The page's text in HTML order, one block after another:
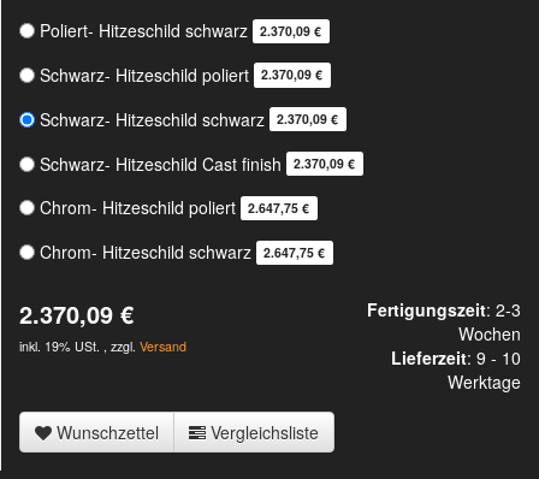
Poliert- Hitzeschild schwarz 2.370,09 €
Schwarz- Hitzeschild poliert 2.370,09 €
Schwarz- Hitzeschild schwarz 2.370,09 €
Schwarz- Hitzeschild Cast finish 2.370,09 €
Chrom- Hitzeschild poliert 2.647,75 €
Chrom- Hitzeschild schwarz 2.647,75 €
2.370,09 €
inkl. 19% USt. , zzgl. Versand
Fertigungszeit: 2-3
Wochen
Lieferzeit: 9 - 10
Werktage
Wunschzettel Vergleichsliste